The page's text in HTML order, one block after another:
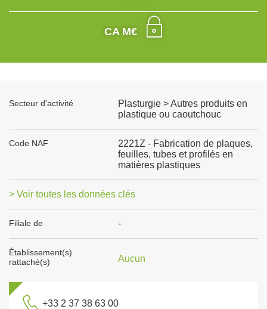
CA M€
Secteur d'activité
Plasturgie > Autres produits en
plastique ou caoutchouc
Code NAF
2221Z - Fabrication de plaques,
feuilles, tubes et profilés en
matières plastiques
> Voir toutes les données clés
Filiale de -
Établissement(s)
rattaché(s)
Aucun
+33 2 37 38 63 00